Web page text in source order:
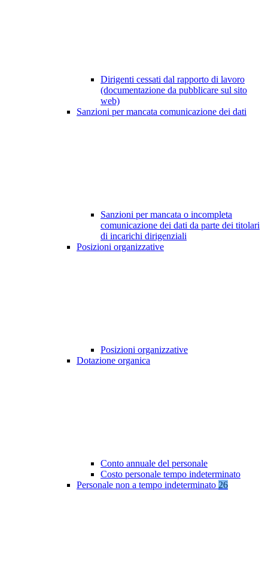
Dirigenti cessati dal rapporto di lavoro
(documentazione da pubblicare sul sito
web)
Sanzioni per mancata comunicazione dei dati
Sanzioni per mancata o incompleta
comunicazione dei dati da parte dei titolari
di incarichi dirigenziali
Posizioni organizzative
Posizioni organizzative
Dotazione organica
Conto annuale del personale
Costo personale tempo indeterminato
Personale non a tempo indeterminato 26